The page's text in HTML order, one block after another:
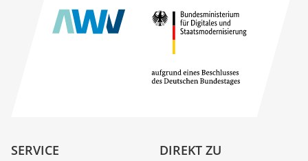
SERVICE DIREKT ZU